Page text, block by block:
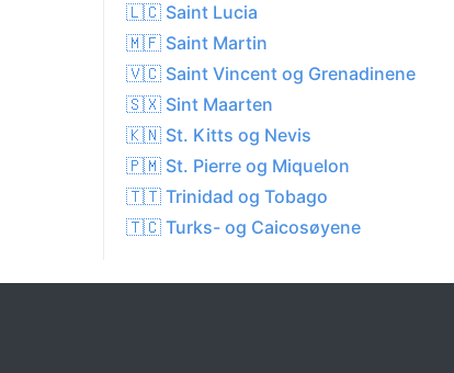
🇱🇨 Saint Lucia
🇲🇫 Saint Martin
🇻🇨 Saint Vincent og Grenadinene
🇸🇽 Sint Maarten
🇰🇳 St. Kitts og Nevis
🇵🇲 St. Pierre og Miquelon
🇹🇹 Trinidad og Tobago
🇹🇨 Turks- og Caicosøyene